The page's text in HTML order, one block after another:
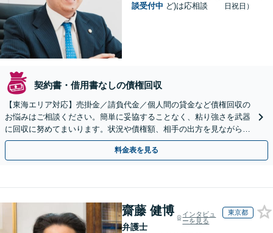
談受付中 ど)は応相談
日祝日）
契約書・借用書なしの債権回収
【東海エリア対応】売掛金／請負代金／個人間の貸金など債権回収の
お悩みはご相談ください。簡単に妥協することなく、粘り強さを武器
に回収に努めてまいります。状況や債権額、相手の出方を見ながら、
効果的な方法を臨機応変に対応いたします【土日祝対応可】
料金表を見る
齋藤 健博
弁護士
インタビュ
ーを見る
東京都